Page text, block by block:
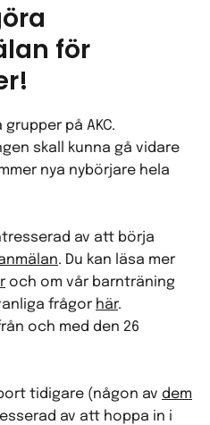
för
på AKC.
skall kunna gå vidare
nya nybörjare hela
av att börja
. Du kan läsa mer
och om vår barnträning
frågor här.
och med den 26
tidigare (någon av dem
av att hoppa in i